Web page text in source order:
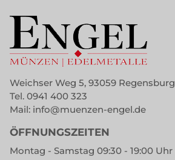
Weichser Weg 5, 93059 Regensburg
Tel. 0941 400 323
Mail: info@muenzen-engel.de
ÖFFNUNGSZEITEN
Montag - Samstag 09:30 - 19:00 Uhr